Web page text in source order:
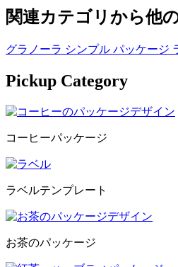
関連カテゴリから他
グラノーラ シンプル パッケージ
Pickup Category
コーヒーパッケージ
ラベルテンプレート
お茶のパッケージ